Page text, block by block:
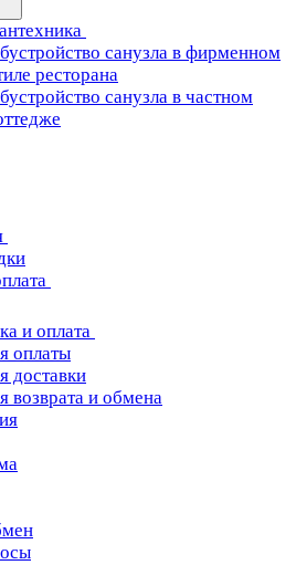
санузла в фирменном
ресторана
санузла в частном
и оплата
оплаты
доставки
возврата и обмена